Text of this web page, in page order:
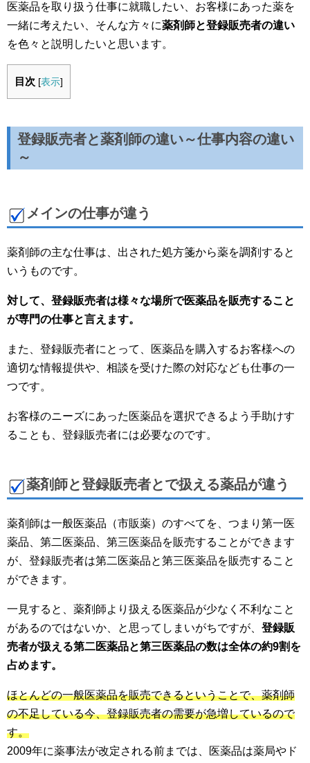
医薬品を取り扱う仕事に就職したい、お客様にあった薬を
一緒に考えたい、そんな方々に薬剤師と登録販売者の違い
を色々と説明したいと思います。
目次 [表示]
登録販売者と薬剤師の違い～仕事内容の違い
～
メインの仕事が違う
薬剤師の主な仕事は、出された処方箋から薬を調剤すると
いうものです。
対して、登録販売者は様々な場所で医薬品を販売すること
が専門の仕事と言えます。
また、登録販売者にとって、医薬品を購入するお客様への
適切な情報提供や、相談を受けた際の対応なども仕事の一
つです。
お客様のニーズにあった医薬品を選択できるよう手助けす
ることも、登録販売者には必要なのです。
薬剤師と登録販売者とで扱える薬品が違う
薬剤師は一般医薬品（市販薬）のすべてを、つまり第一医
薬品、第二医薬品、第三医薬品を販売することができます
が、登録販売者は第二医薬品と第三医薬品を販売すること
ができます。
一見すると、薬剤師より扱える医薬品が少なく不利なこと
があるのではないか、と思ってしまいがちですが、 登録販
売者が扱える第二医薬品と第三医薬品の数は全体の約9割を
占めます。
ほとんどの一般医薬品を販売できるということで、薬剤師
の不足している今、登録販売者の需要が急増しているので
す。
2009年に薬事法が改定される前までは、医薬品は薬局やド